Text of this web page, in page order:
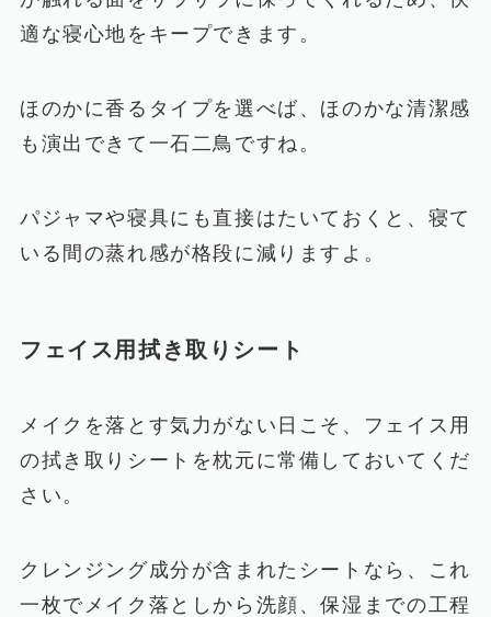
適な寝心地をキープできます。
ほのかに香るタイプを選べば、ほのかな清潔感
も演出できて一石二鳥ですね。
パジャマや寝具にも直接はたいておくと、寝て
いる間の蒸れ感が格段に減りますよ。
フェイス用拭き取りシート
メイクを落とす気力がない日こそ、フェイス用
の拭き取りシートを枕元に常備しておいてくだ
さい。
クレンジング成分が含まれたシートなら、これ
一枚でメイク落としから洗顔、保湿までの工程